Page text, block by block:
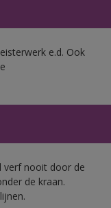
e.d. Ook
verf nooit door de
de kraan.